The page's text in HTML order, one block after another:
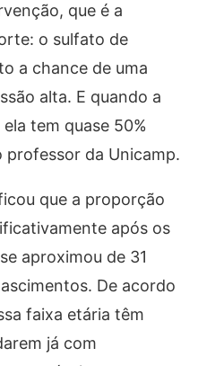
que é a
o sulfato de
a chance de uma
alta. E quando a
tem quase 50%
professor da Unicamp.
que a proporção
após os
aproximou de 31
De acordo
faixa etária têm
já com